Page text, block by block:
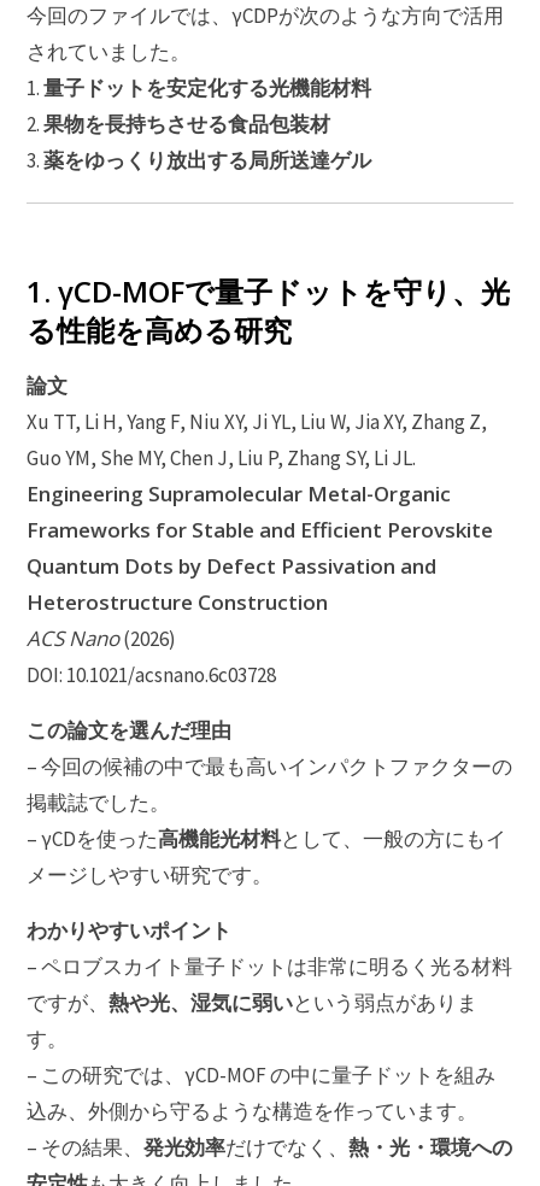
今回のファイルでは、γCDPが次のような方向で活用
されていました。
1.量子ドットを安定化する光機能材料
2.果物を長持ちさせる食品包装材
3.薬をゆっくり放出する局所送達ゲル
1. γCD-MOFで量子ドットを守り、光
る性能を高める研究
論文
Xu TT, Li H, Yang F, Niu XY, Ji YL, Liu W, Jia XY, Zhang Z,
Guo YM, She MY, Chen J, Liu P, Zhang SY, Li JL.
Engineering Supramolecular Metal-Organic
Frameworks for Stable and Efficient Perovskite
Quantum Dots by Defect Passivation and
Heterostructure Construction
ACS Nano(2026)
DOI: 10.1021/acsnano.6c03728
この論文を選んだ理由
– 今回の候補の中で最も高いインパクトファクターの
掲載誌でした。
– γCDを使った高機能光材料として、一般の方にもイ
メージしやすい研究です。
わかりやすいポイント
– ペロブスカイト量子ドットは非常に明るく光る材料
ですが、 熱や光、湿気に弱いという弱点がありま
す。
– この研究では、γCD-MOF の中に量子ドットを組み
込み、外側から守るような構造を作っています。
– その結果、 発光効率だけでなく、 熱・光・環境への